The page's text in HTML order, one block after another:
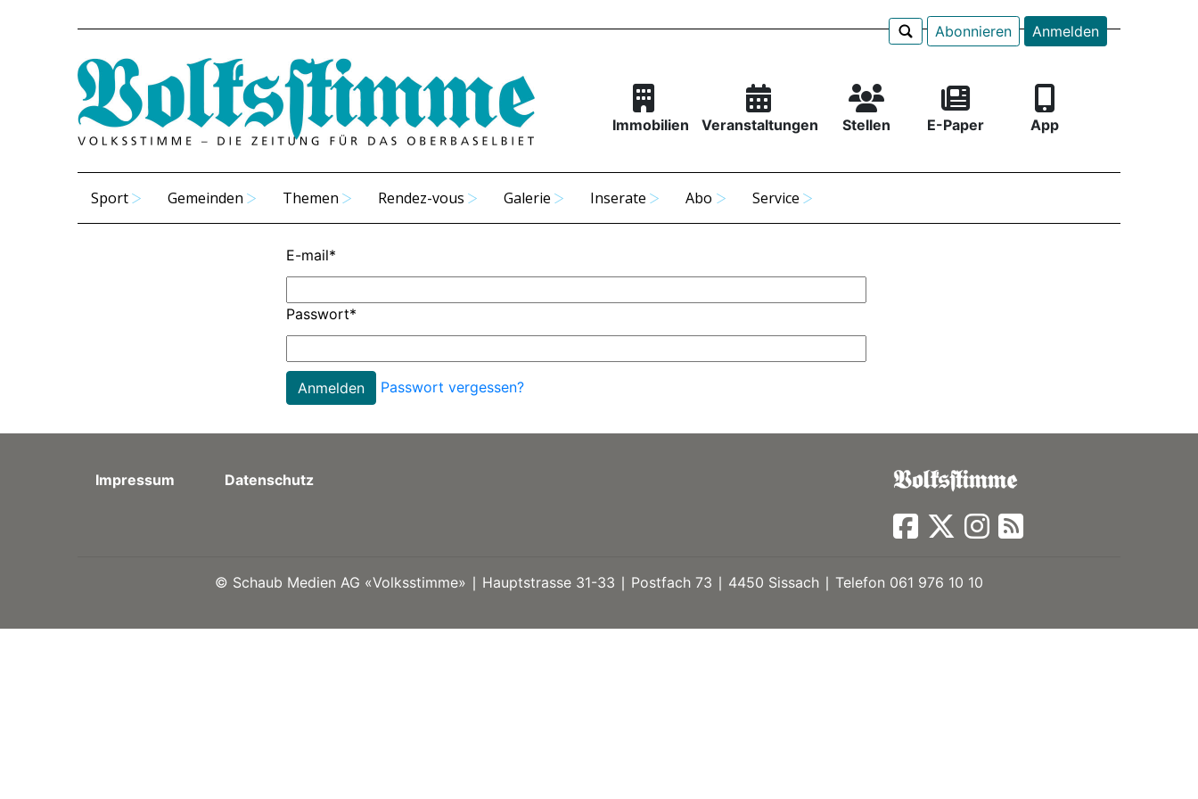
Abonnieren Anmelden
Immobilien Veranstaltungen Stellen E-Paper App
Sport Gemeinden Themen Rendez-vous Galerie Inserate Abo Service
E-mail*
Passwort*
Passwort vergessen?
Impressum Datenschutz
© Schaub Medien AG «Volksstimme» ∣ Hauptstrasse 31-33 ∣ Postfach 73 ∣ 4450 Sissach ∣ Telefon 061 976 10 10